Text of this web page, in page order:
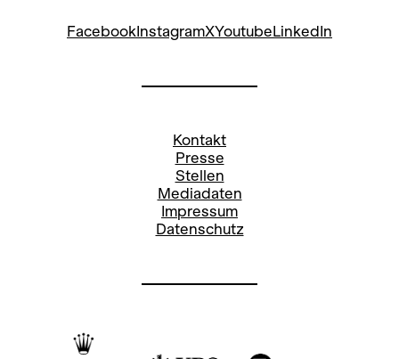
FacebookInstagramXYoutubeLinkedIn
Kontakt
Presse
Stellen
Mediadaten
Impressum
Datenschutz